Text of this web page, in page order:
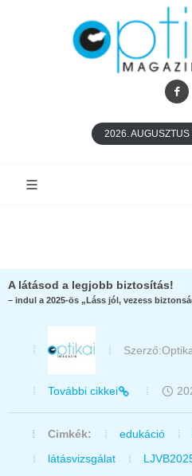
2026.
A látásod a legjobb biztosítás!
– indul a 2025-ös „Láss jól, vezess
Szerző:
További cikkei
Cimkék: edukáció
látásvizsgálat